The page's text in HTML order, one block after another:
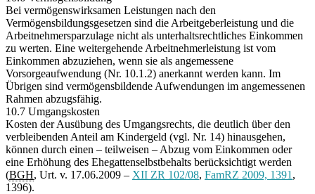
Bei vermögenswirksamen Leistungen nach den
Vermögensbildungsgesetzen sind die Arbeitgeberleistung und die
Arbeitnehmersparzulage nicht als unterhaltsrechtliches Einkommen
zu werten. Eine weitergehende Arbeitnehmerleistung ist vom
Einkommen abzuziehen, wenn sie als angemessene
Vorsorgeaufwendung (Nr. 10.1.2) anerkannt werden kann. Im
Übrigen sind vermögensbildende Aufwendungen im angemessenen
Rahmen abzugsfähig.
10.7 Umgangskosten
Kosten der Ausübung des Umgangsrechts, die deutlich über den
verbleibenden Anteil am Kindergeld (vgl. Nr. 14) hinausgehen,
können durch einen – teilweisen – Abzug vom Einkommen oder
eine Erhöhung des Ehegattenselbstbehalts berücksichtigt werden
(BGH, Urt. v. 17.06.2009 – XII ZR 102/08, FamRZ 2009, 1391 ,
1396).